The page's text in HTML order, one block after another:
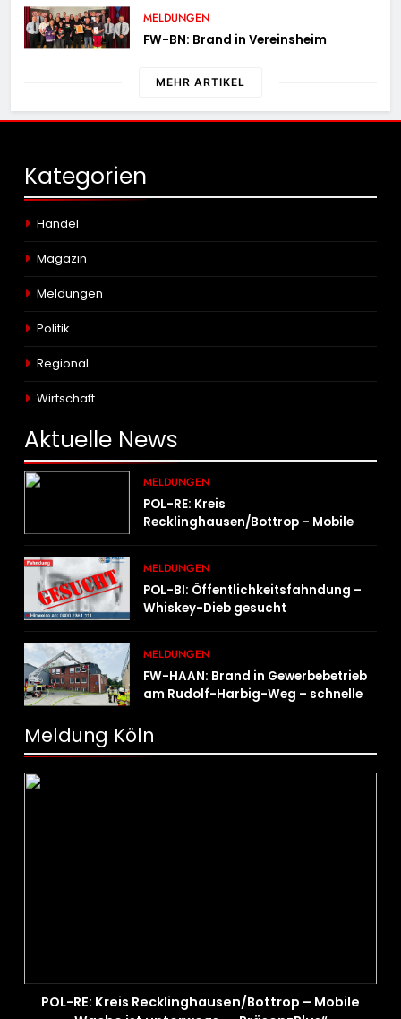
MELDUNGEN
FW-BN: Brand in Vereinsheim
MEHR ARTIKEL
Kategorien
Handel
Magazin
Meldungen
Politik
Regional
Wirtschaft
Aktuelle News
MELDUNGEN
POL-RE: Kreis
Recklinghausen/Bottrop – Mobile
MELDUNGEN
POL-BI: Öffentlichkeitsfahndung –
Whiskey-Dieb gesucht
MELDUNGEN
FW-HAAN: Brand in Gewerbebetrieb
am Rudolf-Harbig-Weg – schnelle
Ausbreitung
Meldung Köln
POL-RE: Kreis Recklinghausen/Bottrop – Mobile